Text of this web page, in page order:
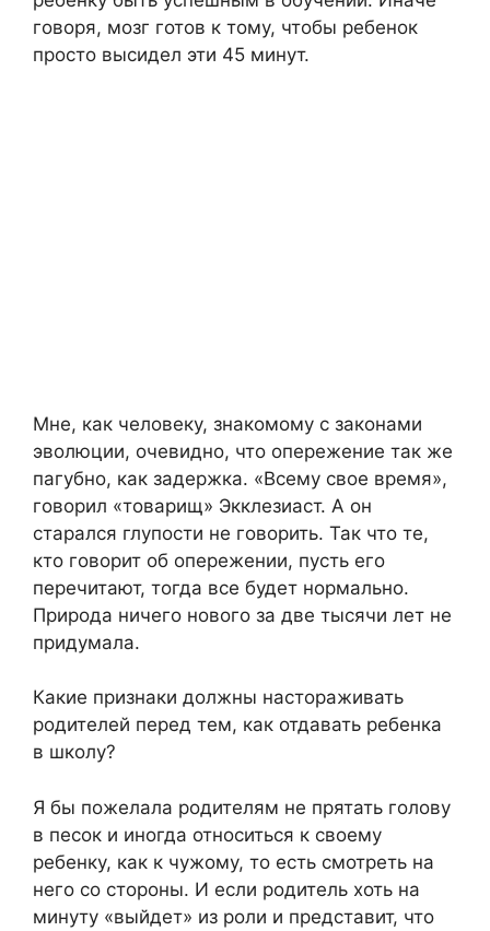
говоря, мозг готов к тому, чтобы ребенок
просто высидел эти 45 минут.
Мне, как человеку, знакомому с законами
эволюции, очевидно, что опережение так же
пагубно, как задержка. «Всему свое время»,
говорил «товарищ» Экклезиаст. А он
старался глупости не говорить. Так что те,
кто говорит об опережении, пусть его
перечитают, тогда все будет нормально.
Природа ничего нового за две тысячи лет не
придумала.
Какие признаки должны настораживать
родителей перед тем, как отдавать ребенка
в школу?
Я бы пожелала родителям не прятать голову
в песок и иногда относиться к своему
ребенку, как к чужому, то есть смотреть на
него со стороны. И если родитель хоть на
минуту «выйдет» из роли и представит, что